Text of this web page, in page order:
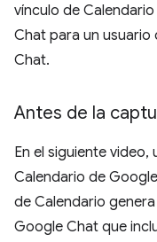
vínculo de
Chat para un usuario
Chat.
Antes de la
En el siguiente video,
Calendario de
de Calendario
Google Chat que